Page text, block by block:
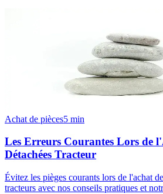
Achat de pièces5 min
Les Erreurs Courantes Lors de
Détachées Tracteur
Évitez les pièges courants lors de l'achat
tracteurs avec nos conseils pratiques et